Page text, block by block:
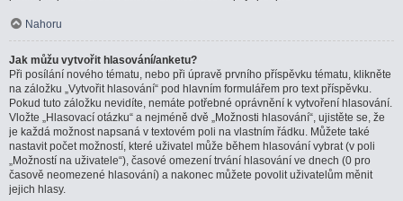
Nahoru
Jak můžu vytvořit hlasování/anketu?
Při posílání nového tématu, nebo při úpravě prvního příspěvku tématu, klikněte
na záložku „Vytvořit hlasování“ pod hlavním formulářem pro text příspěvku.
Pokud tuto záložku nevidíte, nemáte potřebné oprávnění k vytvoření hlasování.
Vložte „Hlasovací otázku“ a nejméně dvě „Možnosti hlasování“, ujistěte se, že
je každá možnost napsaná v textovém poli na vlastním řádku. Můžete také
nastavit počet možností, které uživatel může během hlasování vybrat (v poli
„Možností na uživatele“), časové omezení trvání hlasování ve dnech (0 pro
časově neomezené hlasování) a nakonec můžete povolit uživatelům měnit
jejich hlasy.